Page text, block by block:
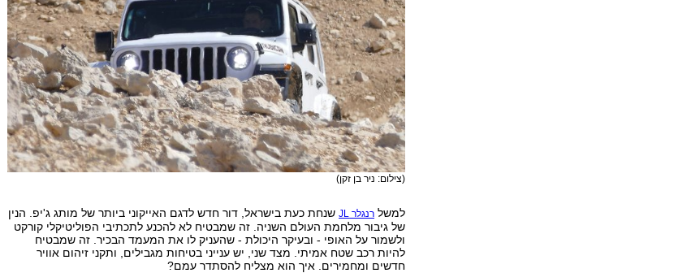
(צילום: ניר בן זקן)
למשל רנגלר JL
שנחת כעת בישראל, דור חדש לדגם האייקוני ביותר של מותג ג'יפ. הנין
של גיבור מלחמת העולם השניה. זה שמבטיח לא להכנע לתכתיבי הפוליטיקלי קורקט
ולשמור על האופי - ובעיקר היכולת - שהעניק לו את המעמד הבכיר. זה שמבטיח
להיות רכב שטח אמיתי. מצד שני, יש ענייני בטיחות מגבילים, ותקני זיהום אוויר
חדשים ומחמירים. איך הוא מצליח להסתדר עמם?